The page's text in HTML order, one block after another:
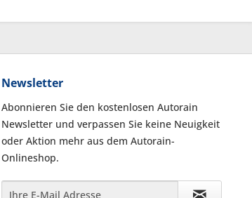
Newsletter
Abonnieren Sie den kostenlosen Autorain
Newsletter und verpassen Sie keine Neuigkeit
oder Aktion mehr aus dem Autorain-
Onlineshop.